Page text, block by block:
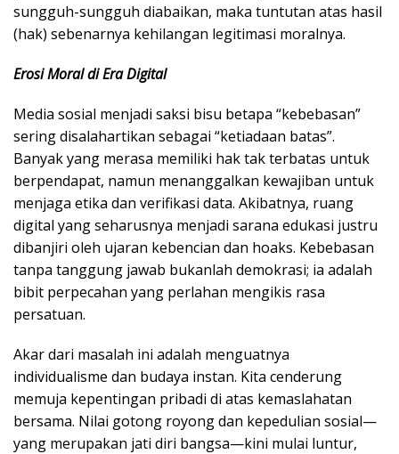
sungguh-sungguh diabaikan, maka tuntutan atas hasil
(hak) sebenarnya kehilangan legitimasi moralnya.
Erosi Moral di Era Digital
Media sosial menjadi saksi bisu betapa “kebebasan”
sering disalahartikan sebagai “ketiadaan batas”.
Banyak yang merasa memiliki hak tak terbatas untuk
berpendapat, namun menanggalkan kewajiban untuk
menjaga etika dan verifikasi data. Akibatnya, ruang
digital yang seharusnya menjadi sarana edukasi justru
dibanjiri oleh ujaran kebencian dan hoaks. Kebebasan
tanpa tanggung jawab bukanlah demokrasi; ia adalah
bibit perpecahan yang perlahan mengikis rasa
persatuan.
​Akar dari masalah ini adalah menguatnya
individualisme dan budaya instan. Kita cenderung
memuja kepentingan pribadi di atas kemaslahatan
bersama. Nilai gotong royong dan kepedulian sosial—
yang merupakan jati diri bangsa—kini mulai luntur,